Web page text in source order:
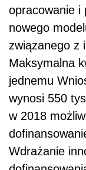
opracowanie i
nowego
związanego z
Maksymalna
jednemu
wynosi 550
w 2018
Wdrażanie